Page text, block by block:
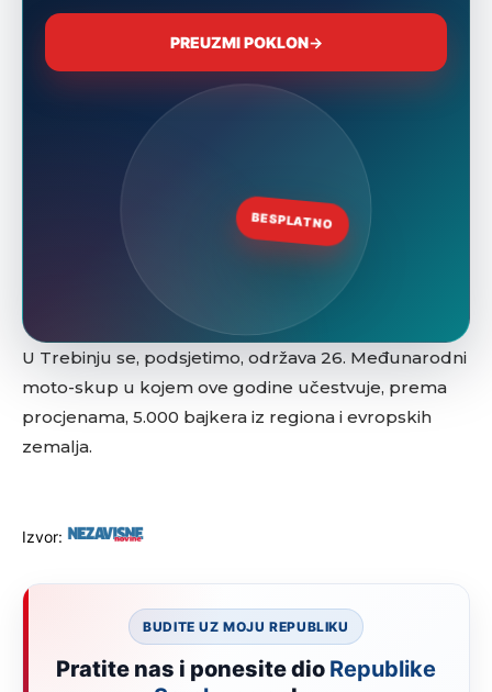
U Trebinju se, podsjetimo, održava 26. Međunarodni
moto-skup u kojem ove godine učestvuje, prema
procjenama, 5.000 bajkera iz regiona i evropskih
zemalja.
Izvor:
BUDITE UZ MOJU REPUBLIKU
Pratite nas i ponesite dio Republike